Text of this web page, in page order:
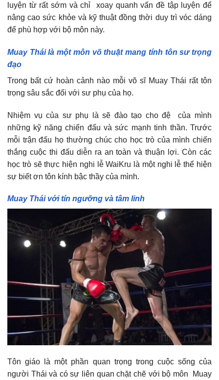
luyện từ rất sớm và chỉ xoay quanh vấn đề tập luyện để
nâng cao sức khỏe và kỹ thuật đồng thời duy trì vóc dáng
để phù hợp với bộ môn này.
Muay Thái là một môn võ thuật mang tính tôn sư trọng
đạo
Trong bất cứ hoàn cảnh nào mỗi võ sĩ Muay Thái rất tôn
trọng sâu sắc đối với sư phụ của họ.
Nhiệm vụ của sư phụ là sẽ đào tạo cho đệ của mình
những kỹ năng chiến đấu và sức mạnh tinh thần. Trước
mỗi trận đấu họ thường chúc cho học trò của mình chiến
thắng cuộc thi đấu diễn ra an toàn và thuận lợi. Còn các
học trò sẽ thực hiện nghi lễ WaiKru là một nghi lễ thể hiện
sự biết ơn tôn kính bậc thầy của mình.
Muay Thái với tín ngưỡng và tâm linh
Tôn giáo là một phần quan trọng trong cuộc sống của
người Thái và có sự liên quan chặt chẽ với bộ môn Muay